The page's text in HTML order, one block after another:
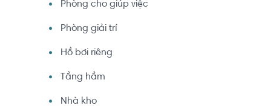
Phòng cho giúp việc
Phòng giải trí
Hồ bơi riêng
Tầng hầm
Nhà kho